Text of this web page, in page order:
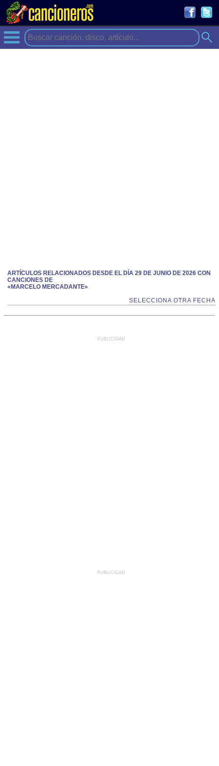
ARTÍCULOS RELACIONADOS DESDE EL DÍA 29 DE JUNIO DE 2026 CON
CANCIONES DE
«MARCELO MERCADANTE»
SELECCIONA OTRA FECHA
PUBLICIDAD
PUBLICIDAD